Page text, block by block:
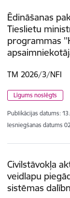
Ēdināšanas
Tieslietu
programmas
TM 2026/3/NFI
Līgums noslēgts
Publikācijas datums:
Iesniegšanas datums
Civilstāvokļa
veidlapu
sistēmas